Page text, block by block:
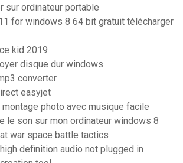
sur ordinateur portable
for windows 8 64 bit gratuit télécharger
kid 2019
disque dur windows
converter
easyjet
photo avec musique facile
le son sur mon ordinateur windows 8
war space battle tactics
definition audio not plugged in